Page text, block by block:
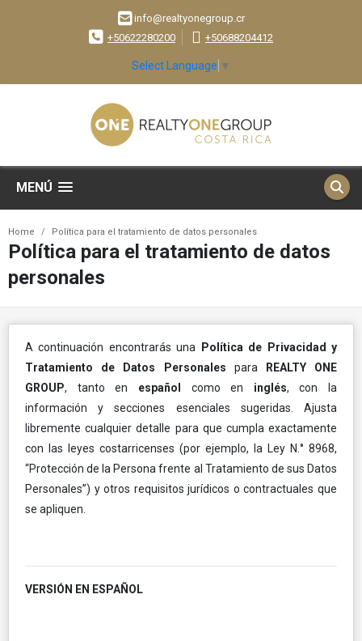
info@realtyonegroup.cr
+50622280200
+50688204412
Select Language ▼
MENÚ
Home Política para el tratamiento de datos personales
Política para el tratamiento de datos
personales
A continuación encontrarás una
Política de Privacidad y
Tratamiento de Datos Personales para
REALTY ONE
GROUP, tanto en español como en inglés, con la
información y secciones esenciales sugeridas. Ajusta
libremente cualquier detalle para que cumpla exactamente
con las leyes costarricenses (por ejemplo, la Ley N.° 8968,
“Protección de la Persona frente al Tratamiento de sus Datos
Personales”) y otros requisitos jurídicos o contractuales que
se apliquen.
VERSIÓN EN ESPAÑOL